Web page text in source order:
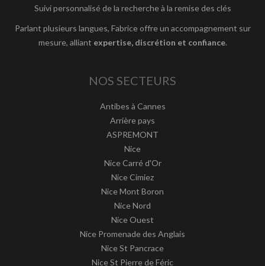
Suivi personnalisé de la recherche à la remise des clés
Parlant plusieurs langues, Fabrice offre un accompagnement sur
mesure, alliant expertise, discrétion et confiance.
NOS SECTEURS
Antibes à Cannes
Arrière pays
ASPREMONT
Nice
Nice Carré d'Or
Nice Cimiez
Nice Mont Boron
Nice Nord
Nice Ouest
Nice Promenade des Anglais
Nice St Pancrace
Nice St Pierre de Féric